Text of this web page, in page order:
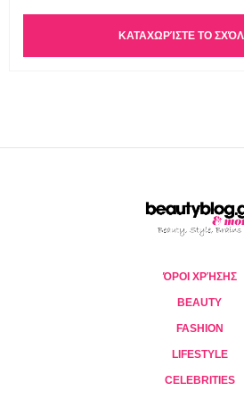
ΌΡΟΙ ΧΡΉΣΗΣ
BEAUTY
FASHION
LIFESTYLE
CELEBRITIES